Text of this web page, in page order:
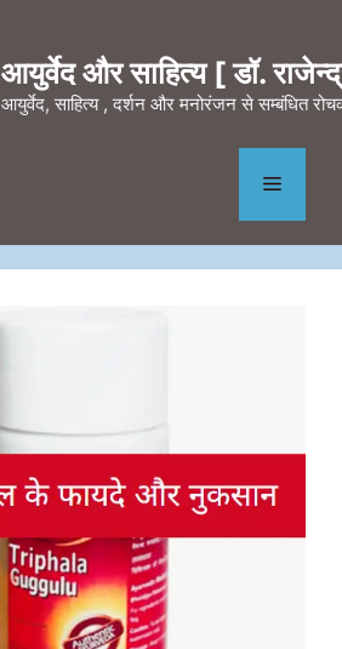
आयुर्वेद और साहित्य [ डॉ.
आयुर्वेद, साहित्य , दर्शन और मनोरंजन से सम्बंधित
Menu